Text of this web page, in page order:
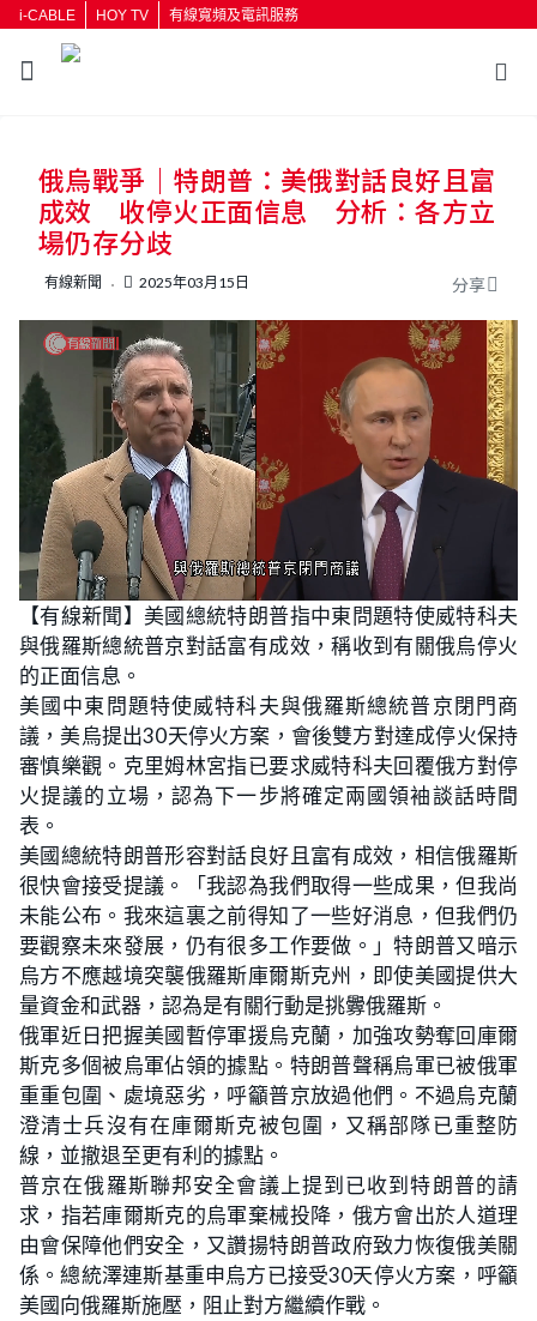
i-CABLE HOY TV 有線寬頻及電訊服務
按輸入鍵開始搜尋
俄烏戰爭｜特朗普：美俄對話良好且富
成效 收停火正面信息 分析：各方立
場仍存分歧
有線新聞 2025年03月15日 分享
U
n
m
t
e
L
o
a
d
e
d
3
.
0
8
%
【有線新聞】美國總統特朗普指中東問題特使威特科夫
與俄羅斯總統普京對話富有成效，稱收到有關俄烏停火
的正面信息。
美國中東問題特使威特科夫與俄羅斯總統普京閉門商
議，美烏提出30天停火方案，會後雙方對達成停火保持
審慎樂觀。克里姆林宮指已要求威特科夫回覆俄方對停
火提議的立場，認為下一步將確定兩國領袖談話時間
表。
美國總統特朗普形容對話良好且富有成效，相信俄羅斯
很快會接受提議。「我認為我們取得一些成果，但我尚
未能公布。我來這裏之前得知了一些好消息，但我們仍
要觀察未來發展，仍有很多工作要做。」特朗普又暗示
烏方不應越境突襲俄羅斯庫爾斯克州，即使美國提供大
量資金和武器，認為是有關行動是挑釁俄羅斯。
俄軍近日把握美國暫停軍援烏克蘭，加強攻勢奪回庫爾
斯克多個被烏軍佔領的據點。特朗普聲稱烏軍已被俄軍
重重包圍、處境惡劣，呼籲普京放過他們。不過烏克蘭
澄清士兵沒有在庫爾斯克被包圍，又稱部隊已重整防
線，並撤退至更有利的據點。
普京在俄羅斯聯邦安全會議上提到已收到特朗普的請
求，指若庫爾斯克的烏軍棄械投降，俄方會出於人道理
由會保障他們安全，又讚揚特朗普政府致力恢復俄美關
係。總統澤連斯基重申烏方已接受30天停火方案，呼籲
美國向俄羅斯施壓，阻止對方繼續作戰。